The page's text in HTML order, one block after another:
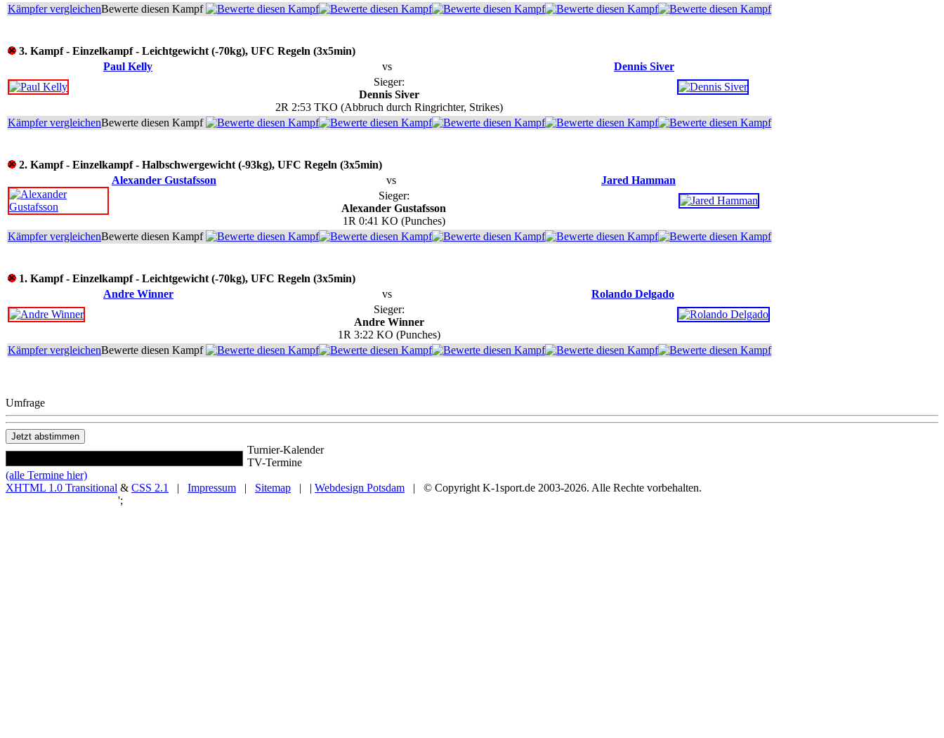
Kämpfer vergleichenBewerte diesen Kampf
3. Kampf - Einzelkampf - Leichtgewicht (-70kg), UFC Regeln (3x5min)
Paul Kelly
vs
Dennis Siver
Sieger:
Dennis Siver
2R 2:53 TKO (Abbruch durch Ringrichter, Strikes)
Kämpfer vergleichenBewerte diesen Kampf
2. Kampf - Einzelkampf - Halbschwergewicht (-93kg), UFC Regeln (3x5min)
Alexander Gustafsson
vs
Jared Hamman
Sieger:
Alexander Gustafsson
1R 0:41 KO (Punches)
Kämpfer vergleichenBewerte diesen Kampf
1. Kampf - Einzelkampf - Leichtgewicht (-70kg), UFC Regeln (3x5min)
Andre Winner
vs
Rolando Delgado
Sieger:
Andre Winner
1R 3:22 KO (Punches)
Kämpfer vergleichenBewerte diesen Kampf
Umfrage
Turnier-Kalender
TV-Termine
(alle Termine hier)
XHTML 1.0 Transitional & CSS 2.1 | Impressum | Sitemap | | Webdesign Potsdam | © Copyright K-1sport.de 2003-2026. Alle Rechte vorbehalten.
';